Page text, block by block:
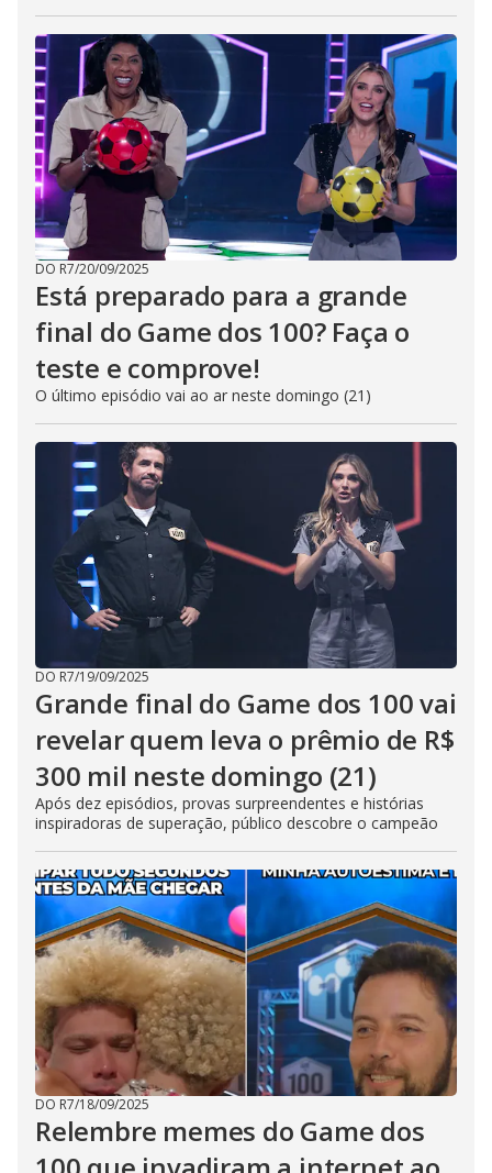
DO R7/20/09/2025
Está preparado para a grande
final do Game dos 100? Faça o
teste e comprove!
O último episódio vai ao ar neste domingo (21)
DO R7/19/09/2025
Grande final do Game dos 100 vai
revelar quem leva o prêmio de R$
300 mil neste domingo (21)
Após dez episódios, provas surpreendentes e histórias
inspiradoras de superação, público descobre o campeão
DO R7/18/09/2025
Relembre memes do Game dos